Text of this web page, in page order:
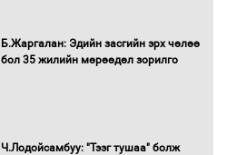
эрэгтэйчүүдийн волейболын тэмцээнд
оролцож байгаа баг тамирчдад
Б.Жаргалан: Эдийн засгийн эрх чөлөө
бол 35 жилийн мөрөөдөл зорилго
Ч.Лодойсамбуу: "Тээг тушаа" болж